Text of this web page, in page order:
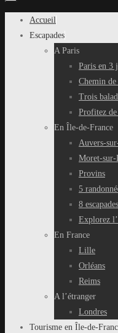
Passer
Accueil
Escapades
A Paris
Paris en 3
Chemin
Trois
Profitez de
En Île-de-France
Auvers-
Moret-
Provins
5
8
Explorez
En France
Lille
Orléans
Reims
A l’étranger
Londres
Tourisme en Île-de-